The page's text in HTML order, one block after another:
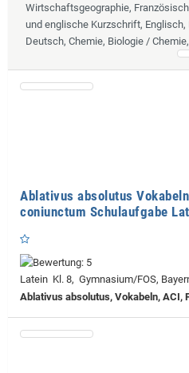
Wirtschaftsgeographie,
und englische Kurzschrift,
Deutsch, Chemie, Biologie /
Ablativus absolutus
coniunctum Schulaufgabe
Latein Kl. 8, Gymnasium/FOS,
Ablativus absolutus, Vokabeln, ACI,